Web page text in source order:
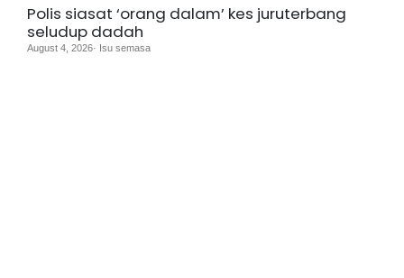
Polis siasat ‘orang dalam’ kes juruterbang
seludup dadah
August 4, 2026· Isu semasa